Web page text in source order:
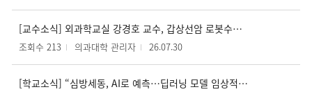
[교수소식] 외과학교실 강경호 교수, 갑상선암 로봇수술 1,300례 달성
조회수 213 의과대학 관리자 26.07.30
[학교소식] “심방세동, AI로 예측…딥러닝 모델 임상적 유효성 입증”